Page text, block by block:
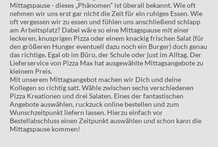
Mittagspause - dieses „Phänomen“ ist überall bekannt. Wie oft
nehmen wir uns erst gar nicht die Zeit für ein ruhiges Essen. Wie
oft vergessen wir zu essen und fühlen uns anschließend schlapp
am Arbeitsplatz? Dabei wäre so eine Mittagspause mit einer
leckeren, knusprigen Pizza oder einem knackig frischen Salat (für
den größeren Hunger eventuell dazu noch ein Burger) doch genau
das richtige. Egal ob im Büro, der Schule oder just im Alltag. Der
Lieferservice von Pizza Max hat ausgewählte Mittagsangebote zu
kleinem Preis.
Mit unserem Mittagsangebot machen wir Dich und deine
Kollegen so richtig satt. Wähle zwischen sechs verschiedenen
Pizza Kreationen und drei Salaten. Eines der fantastischen
Angebote auswählen, ruckzuck online bestellen und zum
Wunschzeitpunkt liefern lassen. Hierzu einfach vor
Bestellabschluss einen Zeitpunkt auswählen und schon kann die
Mittagspause kommen!